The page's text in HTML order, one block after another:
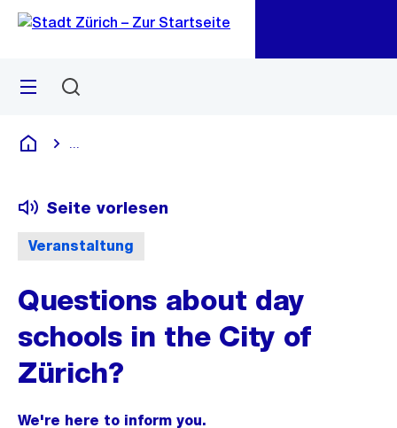
Navigation
Sprunglink
Menü
Deutsch
Veranstaltung
Seite vorlesen
Questions about day
schools in the City of
Zürich?
We're here to inform you.